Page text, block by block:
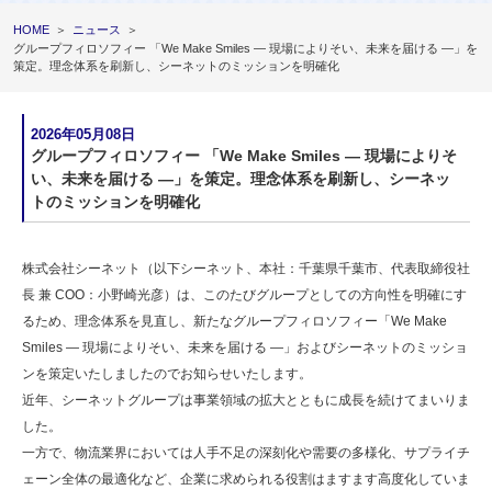
HOME ＞ ニュース
＞
グループフィロソフィー 「We Make Smiles ― 現場によりそい、未来を届ける ―」を
策定。理念体系を刷新し、シーネットのミッションを明確化
2026年05月08日
グループフィロソフィー 「We Make Smiles ― 現場によりそ
い、未来を届ける ―」を策定。理念体系を刷新し、シーネッ
トのミッションを明確化
株式会社シーネット（以下シーネット、本社：千葉県千葉市、代表取締役社
長 兼 COO：小野崎光彦）は、このたびグループとしての方向性を明確にす
るため、理念体系を見直し、新たなグループフィロソフィー「We Make
Smiles ― 現場によりそい、未来を届ける ―」およびシーネットのミッショ
ンを策定いたしましたのでお知らせいたします。
近年、シーネットグループは事業領域の拡大とともに成長を続けてまいりま
した。
一方で、物流業界においては人手不足の深刻化や需要の多様化、サプライチ
ェーン全体の最適化など、企業に求められる役割はますます高度化していま